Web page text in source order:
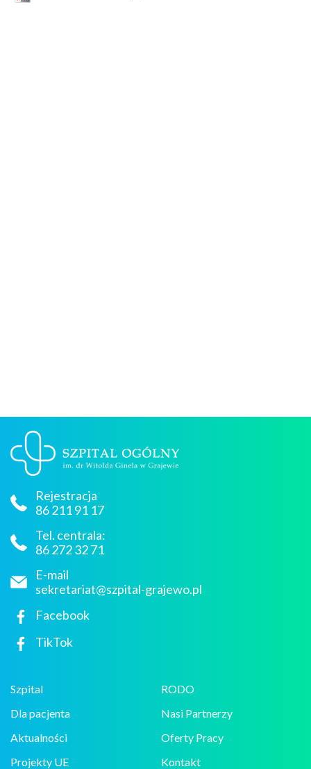
Rejestracja
86 211 91 17
Tel. centrala:
86 272 32 71
E-mail
sekretariat@szpital-grajewo.pl
Facebook
TikTok
Szpital
Dla pacjenta
Aktualności
Projekty UE
RODO
Nasi Partnerzy
Oferty Pracy
Kontakt